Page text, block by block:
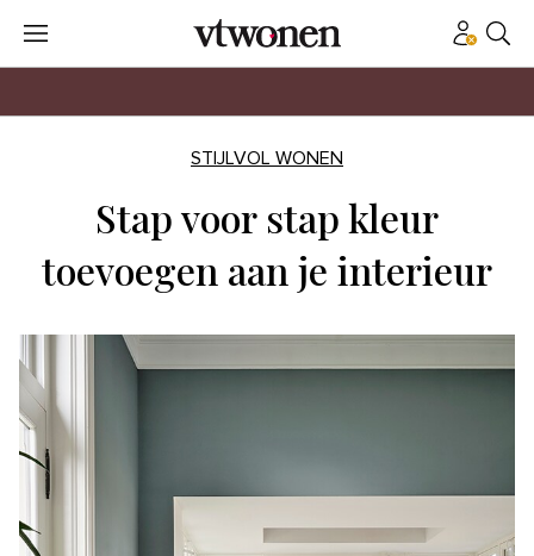
STIJLVOL WONEN
Stap voor stap kleur
toevoegen aan je interieur